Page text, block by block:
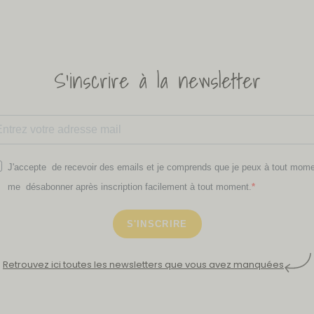
S'inscrire à la newsletter
J'accepte de recevoir des emails et je comprends que je peux à tout
me désabonner après inscription facilement à tout moment.
S'INSCRIRE
Retrouvez ici toutes les newsletters que vous avez manquées